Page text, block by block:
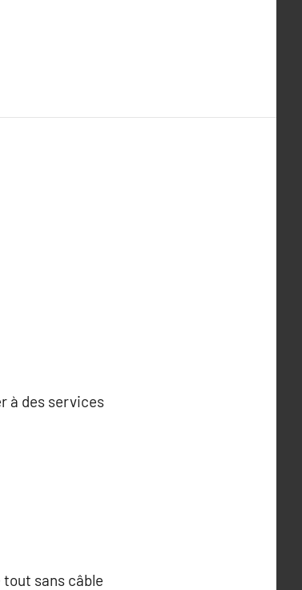
à des services
sans câble